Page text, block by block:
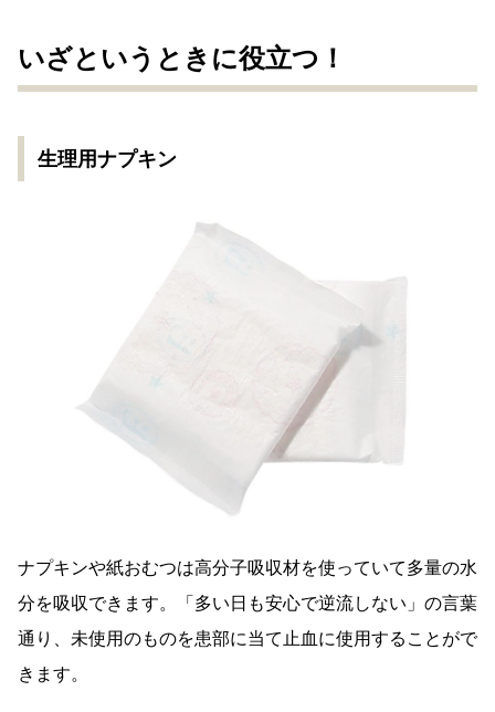
いざというときに役立つ！
生理用ナプキン
ナプキンや紙おむつは高分子吸収材を使っていて多量の水
分を吸収できます。「多い日も安心で逆流しない」の言葉
通り、未使用のものを患部に当て止血に使用することがで
きます。